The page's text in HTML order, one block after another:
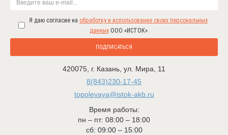
Я даю согласие на обработку и использование своих персональных
данныхООО «ИСТОК»
ПОДПИСАТЬСЯ
420075 г. Казань ул. Мира, 11
8(843)230-17-45
topolevaya@istok-akb.ru
Время работы:
пн – пт: 08:00 – 18:00
сб: 09:00 – 15:00